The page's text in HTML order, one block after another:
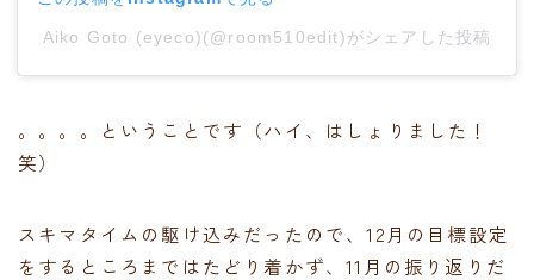
Aiko Goto (eyeco)(@room510edit)がシェアした投稿
。。。。ということです（ハイ、はしょりました！
笑）
スキマタイムの駆け込みだったので、12月の目標設定
をするところまではたどり着かず、11月の振り返りだ